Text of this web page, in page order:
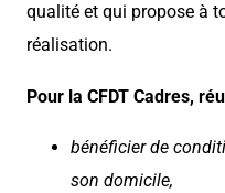
qualité et qui propose à
réalisation.
Pour la CFDT Cadres,
bénéficier de
son domicile,